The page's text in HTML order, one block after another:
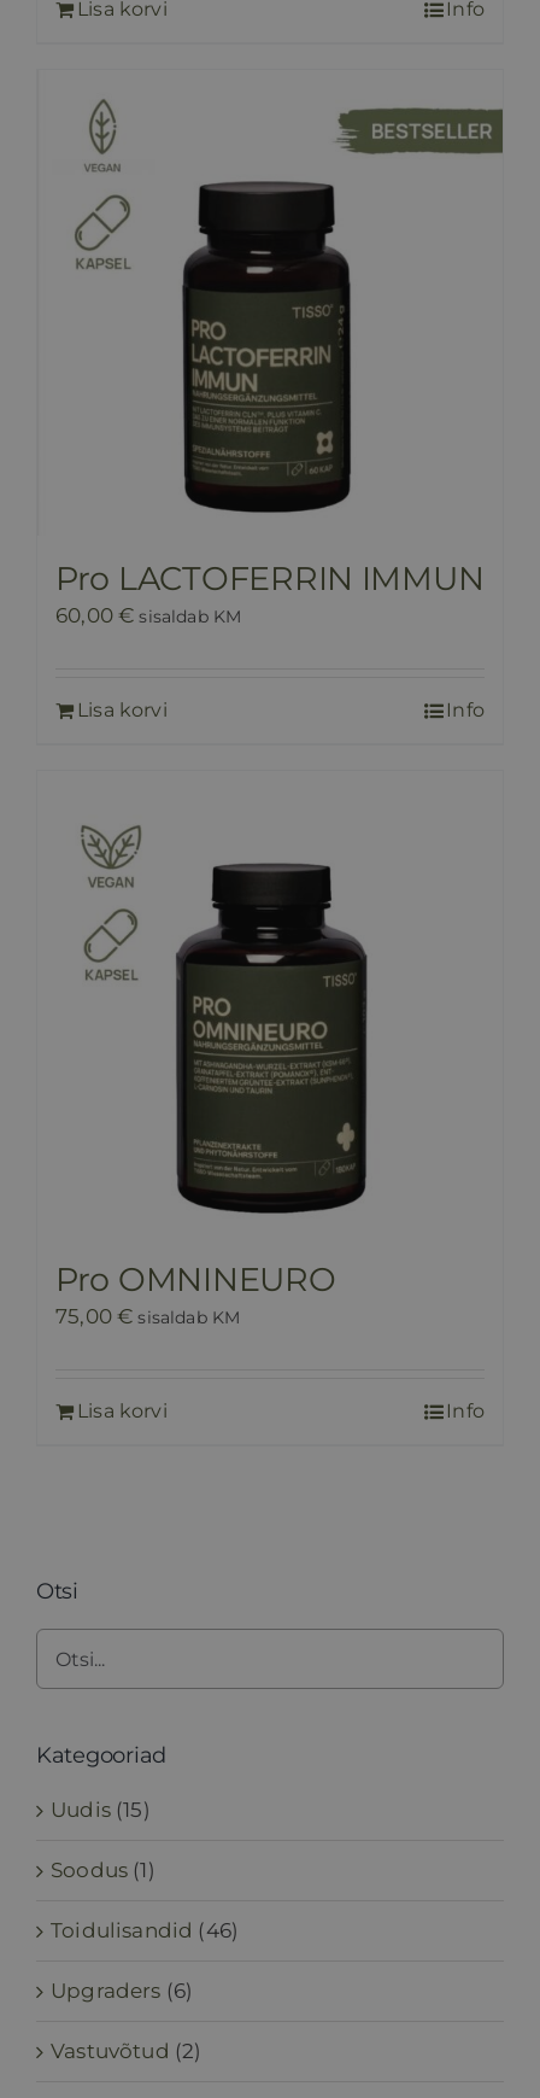
Lisa korvi Info
Pro LACTOFERRIN IMMUN
60,00€ sisaldab KM
Lisa korvi Info
Pro OMNINEURO
75,00€ sisaldab KM
Lisa korvi Info
Otsi
Kategooriad
Uudis (15)
Soodus (1)
Toidulisandid (46)
Upgraders (6)
Vastuvõtud (2)